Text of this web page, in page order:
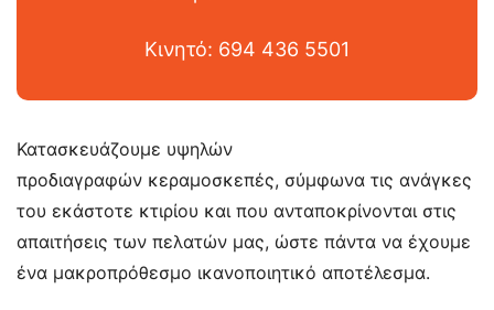
Κινητό: 694 436 5501
Κατασκευάζουμε υψηλών
προδιαγραφών κεραμοσκεπές, σύμφωνα τις ανάγκες
του εκάστοτε κτιρίου και που ανταποκρίνονται στις
απαιτήσεις των πελατών μας, ώστε πάντα να έχουμε
ένα μακροπρόθεσμο ικανοποιητικό αποτέλεσμα.